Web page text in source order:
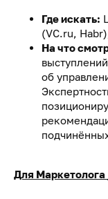
Где искать:
(VC.ru,
На что
об
Для Маркетолога